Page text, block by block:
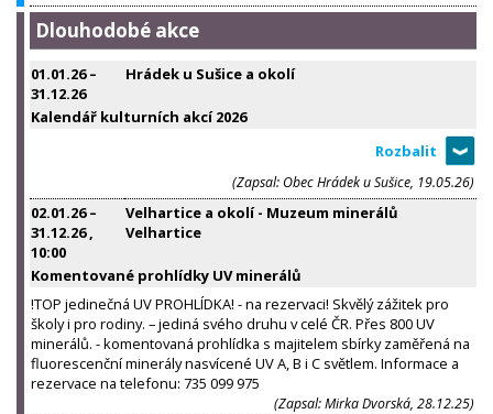
Dlouhodobé akce
01.01.26–
31.12.26
Hrádek u Sušice a okolí
Kalendář kulturních akcí 2026
(Zapsal: Obec Hrádek u Sušice, 19.05.26)
02.01.26–
31.12.26,
10:00
Velhartice a okolí - Muzeum minerálů
Velhartice
Komentované prohlídky UV minerálů
!TOP jedinečná UV PROHLÍDKA! - na rezervaci! Skvělý zážitek pro
školy i pro rodiny. – jediná svého druhu v celé ČR. Přes 800 UV
minerálů. - komentovaná prohlídka s majitelem sbírky zaměřená na
fluorescenční minerály nasvícené UV A, B i C světlem. Informace a
rezervace na telefonu: 735 099 975
(Zapsal: Mirka Dvorská, 28.12.25)